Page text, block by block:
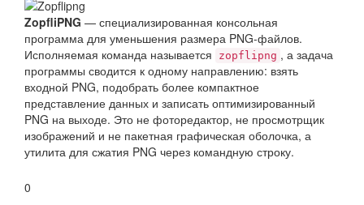
ZopfliPNG — специализированная консольная
программа для уменьшения размера PNG-файлов.
Исполняемая команда называется
zopflipng , а задача
программы сводится к одному направлению: взять
входной PNG, подобрать более компактное
представление данных и записать оптимизированный
PNG на выходе. Это не фоторедактор, не просмотрщик
изображений и не пакетная графическая оболочка, а
утилита для сжатия PNG через командную строку.
0